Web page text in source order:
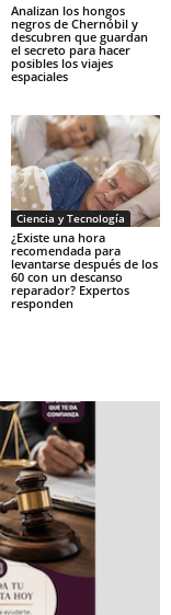
Analizan los hongos
negros de Chernóbil y
descubren que guardan
el secreto para hacer
posibles los viajes
espaciales
Ciencia y Tecnología
¿Existe una hora
recomendada para
levantarse después de los
60 con un descanso
reparador? Expertos
responden